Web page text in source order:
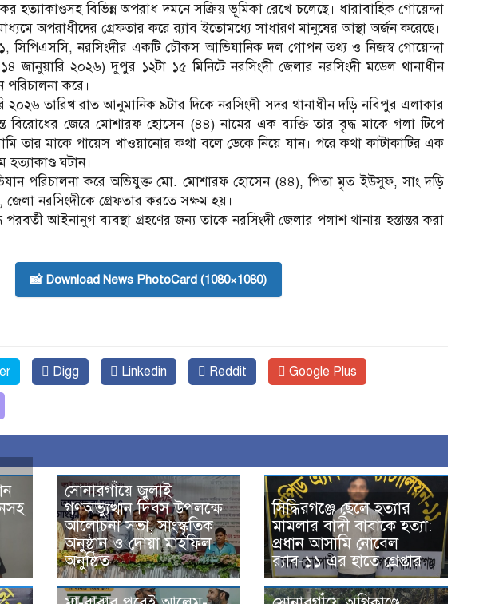
হত্যাকাণ্ডসহ বিভিন্ন অপরাধ দমনে সক্রিয় ভূমিকা রেখে চলেছে। ধারাবাহিক গোয়েন্দা
অপরাধীদের গ্রেফতার করে র‍্যাব ইতোমধ্যে সাধারণ মানুষের আস্থা অর্জন করেছে।
সিপিএসসি, নরসিংদীর একটি চৌকস আভিযানিক দল গোপন তথ্য ও নিজস্ব গোয়েন্দা
জানুয়ারি ২০২৬) দুপুর ১২টা ১৫ মিনিটে নরসিংদী জেলার নরসিংদী মডেল থানাধীন
করে।
২০২৬ তারিখ রাত আনুমানিক ৯টার দিকে নরসিংদী সদর থানাধীন দড়ি নবিপুর এলাকার
বিরোধের জেরে মোশারফ হোসেন (৪৪) নামের এক ব্যক্তি তার বৃদ্ধ মাকে গলা টিপে
তার মাকে পায়েস খাওয়ানোর কথা বলে ডেকে নিয়ে যান। পরে কথা কাটাকাটির এক
হত্যাকাণ্ড ঘটান।
পরিচালনা করে অভিযুক্ত মো. মোশারফ হোসেন (৪৪), পিতা মৃত ইউসুফ, সাং দড়ি
জেলা নরসিংদীকে গ্রেফতার করতে সক্ষম হয়।
আইনানুগ ব্যবস্থা গ্রহণের জন্য তাকে নরসিংদী জেলার পলাশ থানায় হস্তান্তর করা
📸 Download News PhotoCard (1080×1080)
Digg Linkedin Reddit Google Plus
সোনারগাঁয়ে জুলাই
গণঅভ্যুত্থান দিবস উপলক্ষে
আলোচনা সভা, সাংস্কৃতিক
অনুষ্ঠান ও দোয়া মাহফিল
অনুষ্ঠিত
সিদ্ধিরগঞ্জে ছেলে হত্যার
মামলার বাদী বাবাকে হত্যা:
প্রধান আসামি নোবেল
র‍্যাব-১১ এর হাতে গ্রেপ্তার